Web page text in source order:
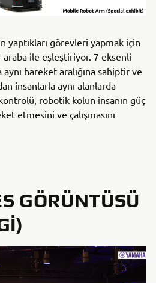
yaptıkları görevleri yapmak için
ile eşleştiriyor. 7 eksenli
hareket aralığına sahiptir ve
insanlarla aynı alanlarda
robotik kolun insanın güç
etmesini ve çalışmasını
GÖRÜNTÜSÜ